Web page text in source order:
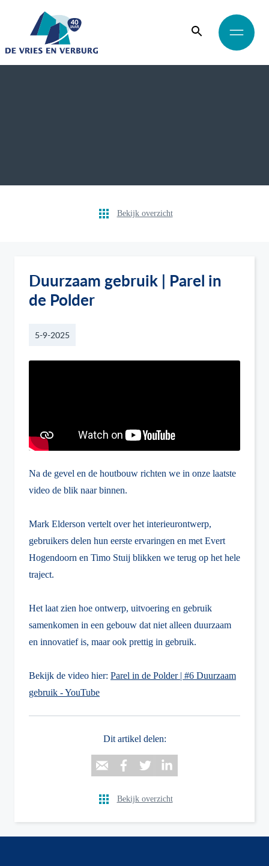
Bekijk overzicht
Duurzaam gebruik | Parel in
de Polder
5-9-2025
Na de gevel en de houtbouw richten we in onze laatste
video de blik naar binnen.
Mark Elderson vertelt over het interieurontwerp,
gebruikers delen hun eerste ervaringen en met Evert
Hogendoorn en Timo Stuij blikken we terug op het hele
traject.
Het laat zien hoe ontwerp, uitvoering en gebruik
samenkomen in een gebouw dat niet alleen duurzaam
en innovatief is, maar ook prettig in gebruik.
Bekijk de video hier: Parel in de Polder | #6 Duurzaam
gebruik - YouTube
Dit artikel delen:
Bekijk overzicht